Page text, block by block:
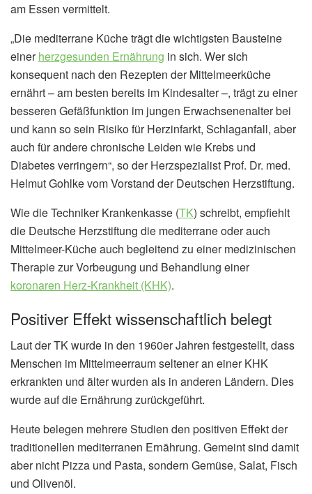
am Essen vermittelt.
„Die mediterrane Küche trägt die wichtigsten Bausteine
einerherzgesunden Ernährung in sich. Wer sich
konsequent nach den Rezepten der Mittelmeerküche
ernährt – am besten bereits im Kindesalter –, trägt zu einer
besseren Gefäßfunktion im jungen Erwachsenenalter bei
und kann so sein Risiko für Herzinfarkt, Schlaganfall, aber
auch für andere chronische Leiden wie Krebs und
Diabetes verringern“, so der Herzspezialist Prof. Dr. med.
Helmut Gohlke vom Vorstand der Deutschen Herzstiftung.
Wie die Techniker Krankenkasse (TK) schreibt, empfiehlt
die Deutsche Herzstiftung die mediterrane oder auch
Mittelmeer-Küche auch begleitend zu einer medizinischen
Therapie zur Vorbeugung und Behandlung einer
koronaren Herz-Krankheit (KHK).
Positiver Effekt wissenschaftlich belegt
Laut der TK wurde in den 1960er Jahren festgestellt, dass
Menschen im Mittelmeerraum seltener an einer KHK
erkrankten und älter wurden als in anderen Ländern. Dies
wurde auf die Ernährung zurückgeführt.
Heute belegen mehrere Studien den positiven Effekt der
traditionellen mediterranen Ernährung. Gemeint sind damit
aber nicht Pizza und Pasta, sondern Gemüse, Salat, Fisch
und Olivenöl.